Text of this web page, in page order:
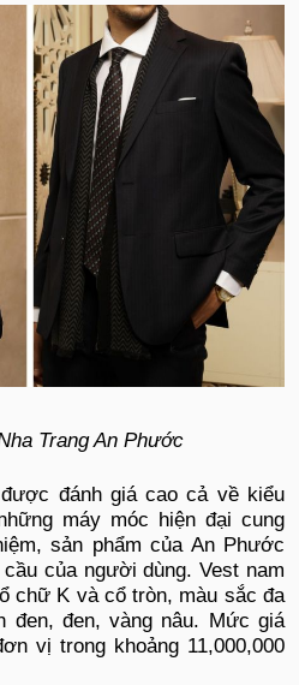
Trang An Phước
đánh giá cao cả về kiểu
máy móc hiện đại cung
sản phẩm của An Phước
của người dùng. Vest nam
chữ K và cổ tròn, màu sắc đa
đen, đen, vàng nâu. Mức giá
vị trong khoảng 11,000,000